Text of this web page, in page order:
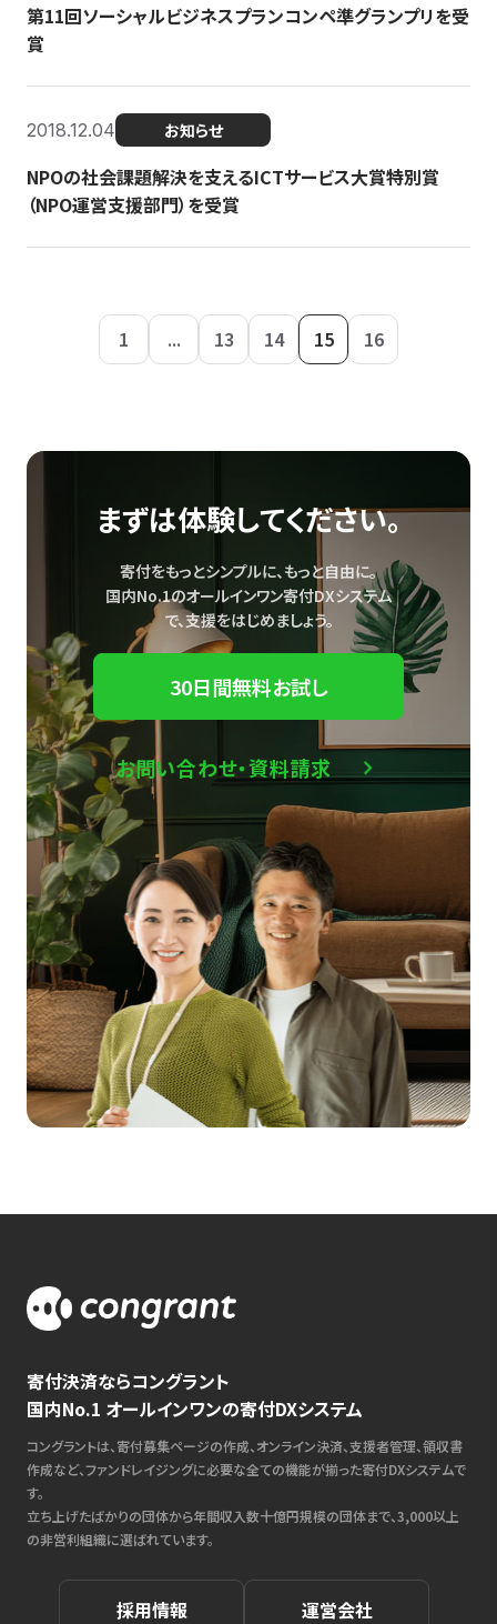
第11回ソーシャルビジネスプランコンペ準グランプリを受
賞
2018.12.04 お知らせ
NPOの社会課題解決を支えるICTサービス大賞特別賞
（NPO運営支援部門）を受賞
1 ... 13 14 15 16
まずは体験してください。
寄付をもっとシンプルに、もっと自由に。
国内No.1のオールインワン寄付DXシステム
で、支援をはじめましょう。
30日間無料お試し
お問い合わせ・資料請求
寄付決済ならコングラント
国内No.1 オールインワンの寄付DXシステム
コングラントは、寄付募集ページの作成、オンライン決済、支援者管理、領収書
作成など、ファンドレイジングに必要な全ての機能が揃った寄付DXシステムで
す。
立ち上げたばかりの団体から年間収入数十億円規模の団体まで、3,000以上
の非営利組織に選ばれています。
採用情報 運営会社